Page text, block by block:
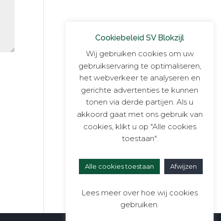
Cookiebeleid SV Blokzijl
Wij gebruiken cookies om uw
gebruikservaring te optimaliseren,
het webverkeer te analyseren en
gerichte advertenties te kunnen
tonen via derde partijen. Als u
akkoord gaat met ons gebruik van
cookies, klikt u op "Alle cookies
toestaan".
Alle cookies toestaan Afwijzen
Lees meer over hoe wij cookies
gebruiken.